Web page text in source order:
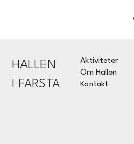
ONE CALL FOUR SIDES
HALLEN
I FARSTA
Aktiviteter
Om Hallen
Kontakt